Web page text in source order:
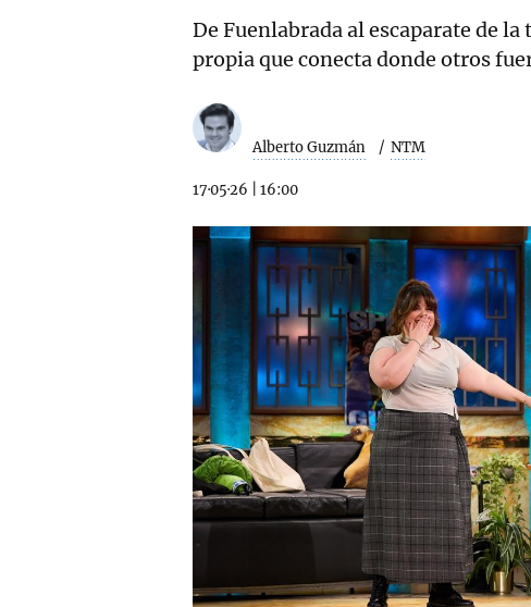
De Fuenlabrada al escaparate de
propia que conecta donde otros
Alberto Guzmán NTM
17·05·26 16:00